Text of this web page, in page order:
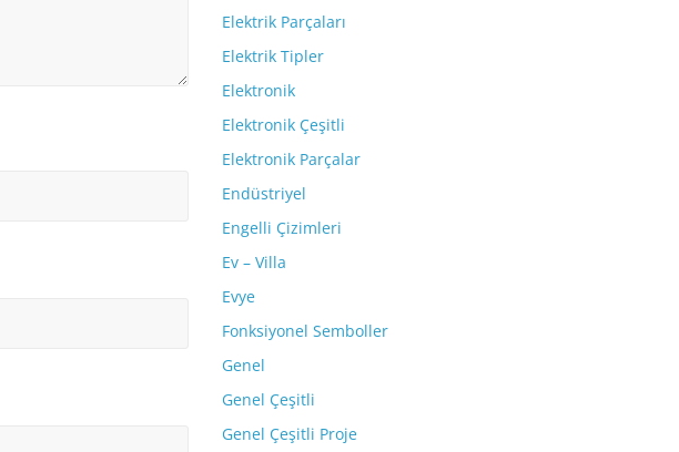
Elektrik Parçaları
Elektrik Tipler
Elektronik
Elektronik Çeşitli
Elektronik Parçalar
Endüstriyel
Engelli Çizimleri
Ev – Villa
Evye
Fonksiyonel Semboller
Genel
Genel Çeşitli
Genel Çeşitli Proje